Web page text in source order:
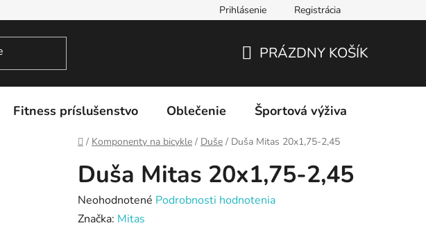
Prihlásenie Registrácia
KOŠÍK
PRÁZDNY KOŠÍK
Fitness príslušenstvo Oblečenie Športová výživa
Domov
/ Komponenty na bicykle / Duše / Duša Mitas 20x1,75-2,45
Duša Mitas 20x1,75-2,45
Priemerné
hodnotenie
Neohodnotené Podrobnosti hodnotenia
Značka: Mitas